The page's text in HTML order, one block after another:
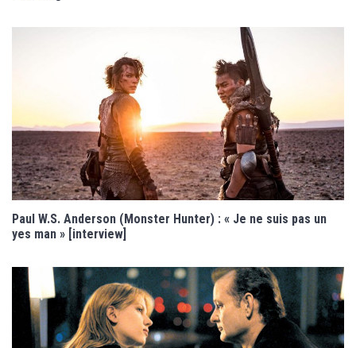
Paul W.S. Anderson (Monster Hunter) : « Je ne suis pas un
yes man » [interview]